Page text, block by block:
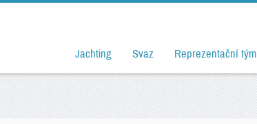
Jachting Svaz Reprezentační tým